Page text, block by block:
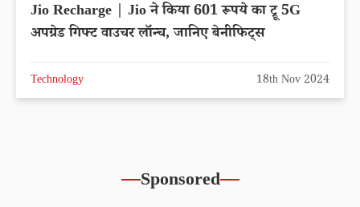
Jio Recharge | Jio ने किया 601 रूपये का ट्रू 5G
अपग्रेड गिफ्ट वाउचर लॉन्च, जानिए बेनीफिट्स
Technology 18th Nov 2024
Sponsored